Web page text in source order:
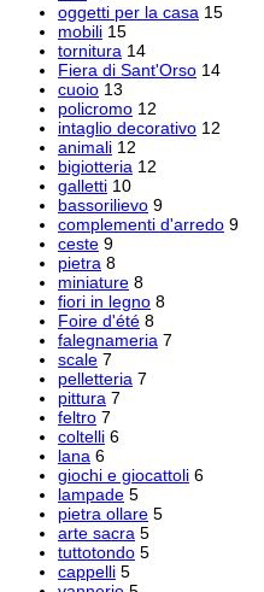
oggetti per la casa 15
mobili 15
tornitura 14
Fiera di Sant'Orso 14
cuoio 13
policromo 12
intaglio decorativo 12
animali 12
bigiotteria 12
galletti 10
bassorilievo 9
complementi d'arredo 9
ceste 9
pietra 8
miniature 8
fiori in legno 8
Foire d'été 8
falegnameria 7
scale 7
pelletteria 7
pittura 7
feltro 7
coltelli 6
lana 6
giochi e giocattoli 6
lampade 5
pietra ollare 5
arte sacra 5
tuttotondo 5
cappelli 5